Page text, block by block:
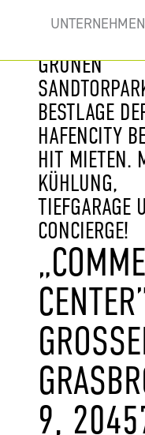
UNTERNEHMEN
TOP BÜROS
GRÜNEN
BESTLAGE
HAFENCITY
HIT MIETEN.
KÜHLUNG,
TIEFGARAGE
CONCIERGE!
, 20457